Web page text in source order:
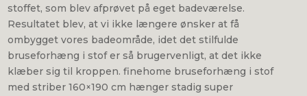
stoffet, som blev afprøvet på eget badeværelse.
Resultatet blev, at vi ikke længere ønsker at få
ombygget vores badeområde, idet det stilfulde
bruseforhæng i stof er så brugervenligt, at det ikke
klæber sig til kroppen. finehome bruseforhæng i stof
med striber 160×190 cm hænger stadig super